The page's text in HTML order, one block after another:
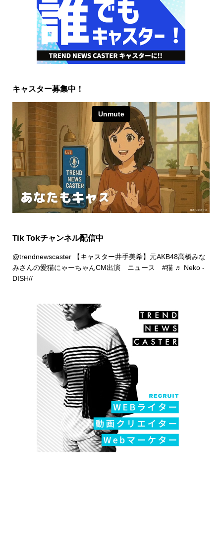
キャスター募集中！
Tik Tokチャンネル配信中
@trendnewscaster【キャスター井手美希】元AKB48高橋みな
みさんの愛猫にゃーちゃんCM出演 ニュース #猫 ♬ Neko -
DISH//